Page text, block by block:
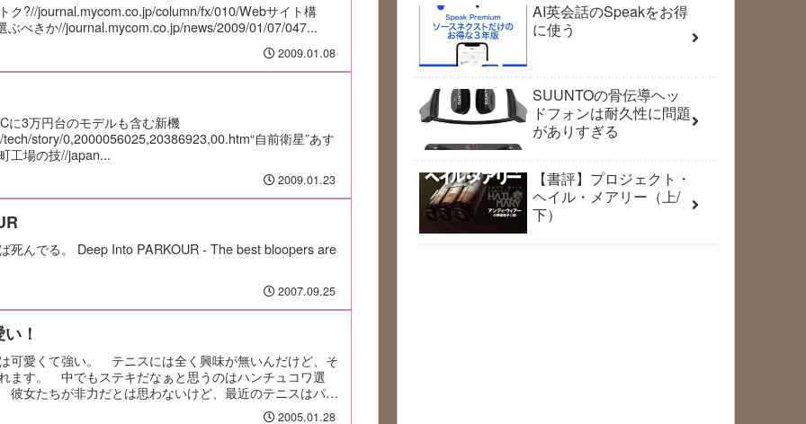
ク?//journal.mycom.co.jp/column/fx/010/Webサイト構
ぶべきか//journal.mycom.co.jp/news/2009/01/07/047...
2009.01.08
に3万円台のモデルも含む新機
story/0,2000056025,20386923,00.htm“自前衛星”あす
場の技//japan...
2009.01.23
んでる。 Deep Into PARKOUR - The best bloopers are
2007.09.25
！
可愛くて強い。 テニスには全く興味が無いんだけど、そ
ます。 中でもステキだなぁと思うのはハンチュコワ選
女たちが非力だとは思わないけど、最近のテニスはパワ
2005.01.28
AI英会話のSpeakをお得
に使う
SUUNTOの骨伝導ヘッ
ドフォンは耐久性に問題
がありすぎる
【書評】プロジェクト・
ヘイル・メアリー（上/
下）